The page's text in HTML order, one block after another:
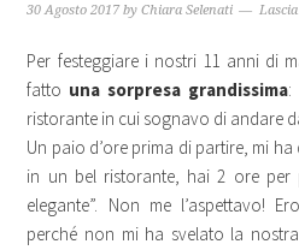
30 Agosto 2017 byChiara Selenati
Per festeggiare i nostri 11 anni di
fatto una sorpresa grandissima:
ristorante in cui sognavo di andare
Un paio d’ore prima di partire, mi
in un bel ristorante, hai 2 ore per
elegante”. Non me l’aspettavo!
perché non mi ha svelato la